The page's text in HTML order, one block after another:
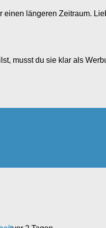
längeren Zeitraum.
musst du sie klar als